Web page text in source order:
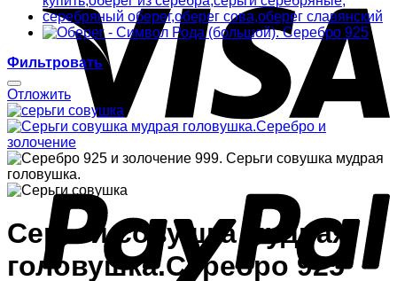
Фильтровать
Отложить
Серьги совушка мудрая
головушка.Серебро 925